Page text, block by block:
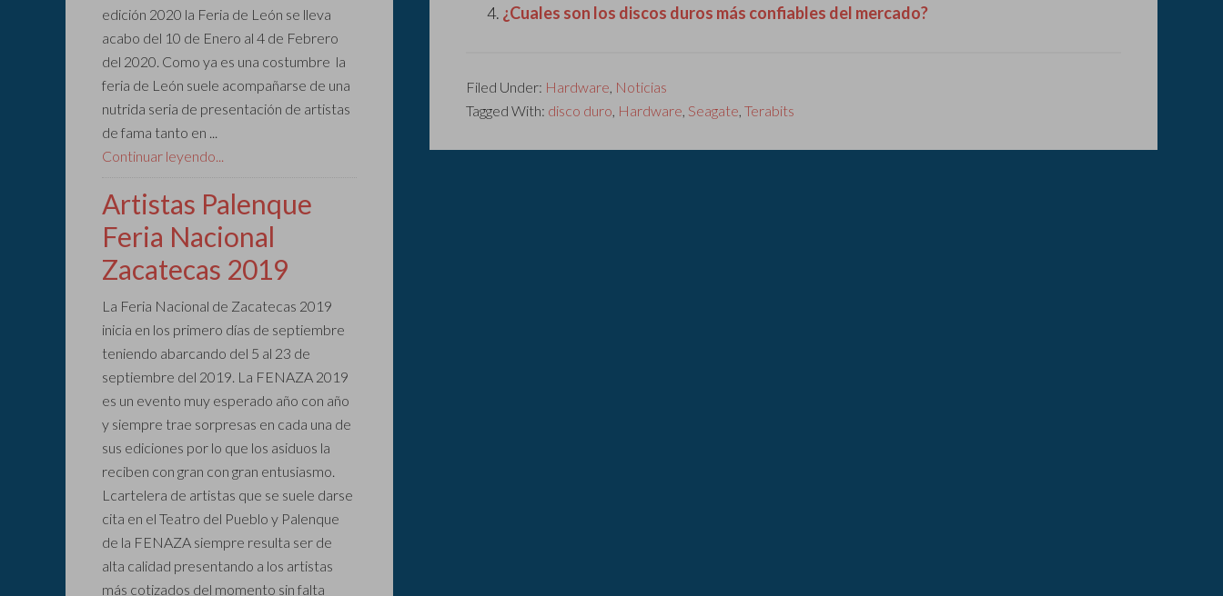
¿Cuales son los discos duros más confiables del mercado?
Filed Under: Hardware, Noticias
Tagged With: disco duro, Hardware, Seagate, Terabits
edición 2020 la Feria de León se lleva
acabo del 10 de Enero al 4 de Febrero
del 2020. Como ya es una costumbre la
feria de León suele acompañarse de una
nutrida seria de presentación de artistas
de fama tanto en ...
Continuar leyendo...
Artistas Palenque
Feria Nacional
Zacatecas 2019
La Feria Nacional de Zacatecas 2019
inicia en los primero días de septiembre
teniendo abarcando del 5 al 23 de
septiembre del 2019. La FENAZA 2019
es un evento muy esperado año con año
y siempre trae sorpresas en cada una de
sus ediciones por lo que los asiduos la
reciben con gran con gran entusiasmo.
Lcartelera de artistas que se suele darse
cita en el Teatro del Pueblo y Palenque
de la FENAZA siempre resulta ser de
alta calidad presentando a los artistas
más cotizados del momento sin falta